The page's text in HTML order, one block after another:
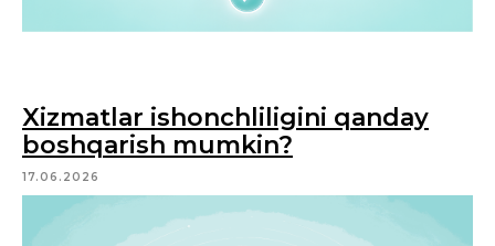
Xizmatlar ishonchliligini qanday
boshqarish mumkin?
17.06.2026